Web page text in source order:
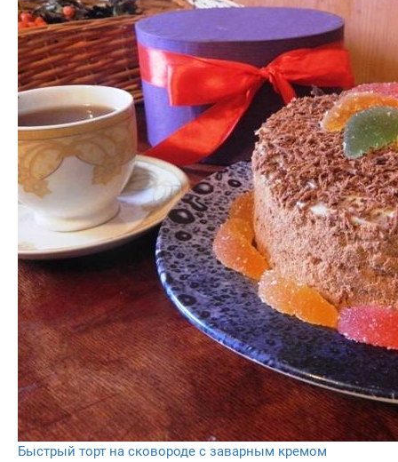
Быстрый торт на сковороде с заварным кремом